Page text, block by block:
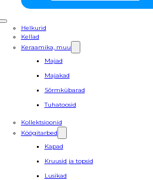
Helkurid
Kellad
Keraamika, muu
Majad
Majakad
Sõrmkübarad
Tuhatoosid
Kollektsioonid
Köögitarbed
Kapad
Kruusid ja topsid
Lusikad